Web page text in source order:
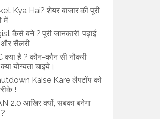
Kya Hai? शेयर बाजार की पूरी
में
कैसे बने ? पूरी जानकारी, पढ़ाई,
और सैलरी
है ? कौन-कौन सी नौकरी
योग्यता चाइये।
Kaise Kare लैपटॉप को
!
2.0 आखिर क्यों, सबका बनेगा